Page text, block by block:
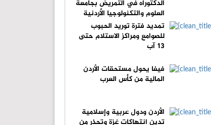
الدكتوراه في التمريض بجامعة
العلوم والتكنولوجيا الأردنية
تمديد فترة توريد الحبوب
للصوامع ومراكز الاستلام حتى
13 آب
فيفا يحول مستحقات الأردن
المالية من كأس العرب
الأردن ودول عربية وإسلامية
تدين انتهاكات غزة وتحذر من